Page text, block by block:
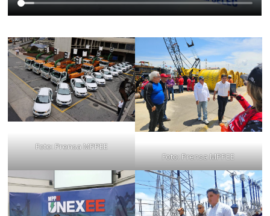
Foto: Prensa MPPEE
Foto: Prensa MPPEE